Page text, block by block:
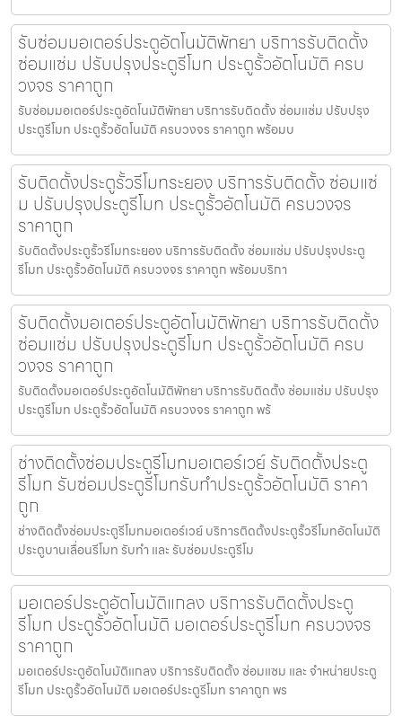
รับซ่อมมอเตอร์ประตูอัตโนมัติพัทยา บริการรับติดตั้ง
ซ่อมแซ่ม ปรับปรุงประตูรีโมท ประตูรั้วอัตโนมัติ ครบ
วงจร ราคาถูก
รับซ่อมมอเตอร์ประตูอัตโนมัติพัทยา บริการรับติดตั้ง ซ่อมแซ่ม ปรับปรุง
ประตูรีโมท ประตูรั้วอัตโนมัติ ครบวงจร ราคาถูก พร้อมบ
รับติดตั้งประตูรั้วรีโมทระยอง บริการรับติดตั้ง ซ่อมแซ่
ม ปรับปรุงประตูรีโมท ประตูรั้วอัตโนมัติ ครบวงจร
ราคาถูก
รับติดตั้งประตูรั้วรีโมทระยอง บริการรับติดตั้ง ซ่อมแซ่ม ปรับปรุงประตู
รีโมท ประตูรั้วอัตโนมัติ ครบวงจร ราคาถูก พร้อมบริกา
รับติดตั้งมอเตอร์ประตูอัตโนมัติพัทยา บริการรับติดตั้ง
ซ่อมแซ่ม ปรับปรุงประตูรีโมท ประตูรั้วอัตโนมัติ ครบ
วงจร ราคาถูก
รับติดตั้งมอเตอร์ประตูอัตโนมัติพัทยา บริการรับติดตั้ง ซ่อมแซ่ม ปรับปรุง
ประตูรีโมท ประตูรั้วอัตโนมัติ ครบวงจร ราคาถูก พร้
ช่างติดตั้งซ่อมประตูรีโมทมอเตอร์เวย์ รับติดตั้งประตู
รีโมท รับซ่อมประตูรีโมทรับทำประตูรั้วอัตโนมัติ ราคา
ถูก
ช่างติดตั้งซ่อมประตูรีโมทมอเตอร์เวย์ บริการติดตั้งประตูรั้วรีโมทอัตโนมัติ
ประตูบานเลื่อนรีโมท รับทำ และ รับซ่อมประตูรีโม
มอเตอร์ประตูอัตโนมัติแกลง บริการรับติดตั้งประตู
รีโมท ประตูรั้วอัตโนมัติ มอเตอร์ประตูรีโมท ครบวงจร
ราคาถูก
มอเตอร์ประตูอัตโนมัติแกลง บริการรับติดตั้ง ซ่อมแซม และ จำหน่ายประตู
รีโมท ประตูรั้วอัตโนมัติ มอเตอร์ประตูรีโมท ราคาถูก พร